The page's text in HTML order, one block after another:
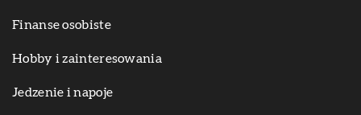
Finanse osobiste
Hobby i zainteresowania
Jedzenie i napoje